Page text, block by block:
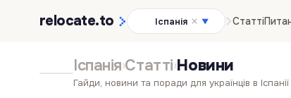
relocate.to Іспанія ▼ Статті
Іспанія›Статті›Новини
Гайди, новини та поради для українців в Іспанії